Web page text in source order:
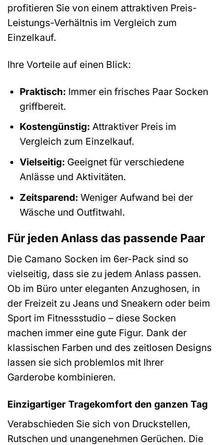
profitieren Sie von einem attraktiven Preis-
Leistungs-Verhältnis im Vergleich zum
Einzelkauf.
Ihre Vorteile auf einen Blick:
Praktisch: Immer ein frisches Paar Socken
griffbereit.
Kostengünstig: Attraktiver Preis im
Vergleich zum Einzelkauf.
Vielseitig: Geeignet für verschiedene
Anlässe und Aktivitäten.
Zeitsparend: Weniger Aufwand bei der
Wäsche und Outfitwahl.
Für jeden Anlass das passende Paar
Die Camano Socken im 6er-Pack sind so
vielseitig, dass sie zu jedem Anlass passen.
Ob im Büro unter eleganten Anzughosen, in
der Freizeit zu Jeans und Sneakern oder beim
Sport im Fitnessstudio – diese Socken
machen immer eine gute Figur. Dank der
klassischen Farben und des zeitlosen Designs
lassen sie sich problemlos mit Ihrer
Garderobe kombinieren.
Einzigartiger Tragekomfort den ganzen Tag
Verabschieden Sie sich von Druckstellen,
Rutschen und unangenehmen Gerüchen. Die